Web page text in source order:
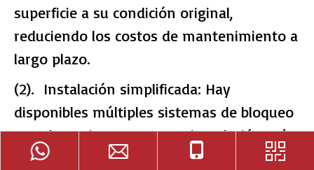
superficie a su condición original,
reduciendo los costos de mantenimiento a
largo plazo.
(2). Instalación simplificada: Hay
disponibles múltiples sistemas de bloqueo
y enclavamiento para una instalación más
rápida, que ahorra mano de obra y es más